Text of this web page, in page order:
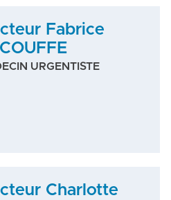
Fabrice
URGENTISTE
Charlotte